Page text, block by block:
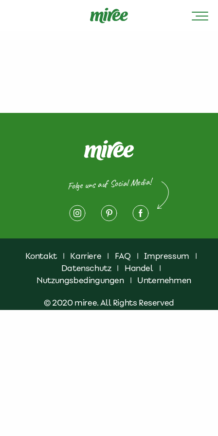
Folge uns auf Social Media!
Kontakt | Karriere | FAQ | Impressum
|
Datenschutz | Handel
|
Nutzungsbedingungen
| Unternehmen
© 2020 miree. All Rights Reserved